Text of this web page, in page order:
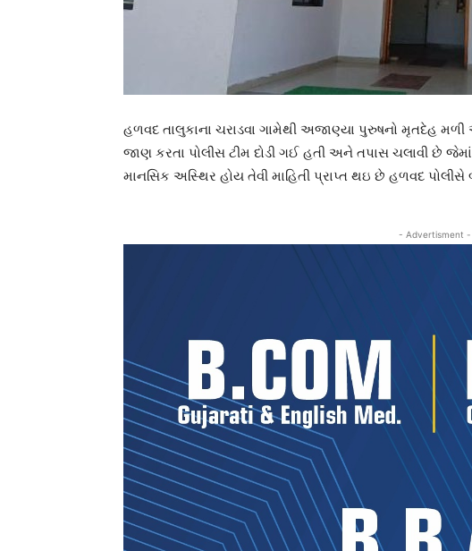
હળવદ તાલુકાના ચરાડવા ગામેથી અજાણ્યા પુરુષનો મૃતદેહ
જાણ કરતા પોલીસ ટીમ દોડી ગઈ હતી અને તપાસ ચલાવી છે
માનસિક અસ્થિર હોય તેવી માહિતી પ્રાપ્ત થઇ છે હળવદ પોલીસે
- Advertisment -